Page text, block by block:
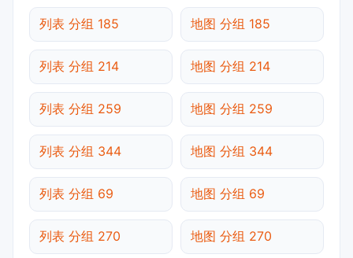
列表 分组 185 地图 分组 185
列表 分组 214 地图 分组 214
列表 分组 259 地图 分组 259
列表 分组 344 地图 分组 344
列表 分组 69 地图 分组 69
列表 分组 270 地图 分组 270